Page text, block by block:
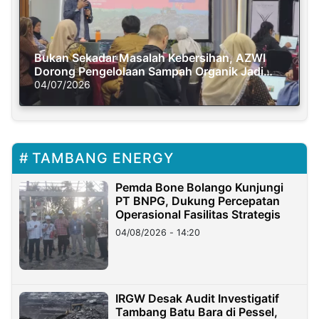
Bukan Sekadar Masalah Kebersihan, AZWI
Dorong Pengelolaan Sampah Organik Jadi
Solusi Krisis Iklim
04/07/2026
TAMBANG ENERGY
Pemda Bone Bolango Kunjungi
PT BNPG, Dukung Percepatan
Operasional Fasilitas Strategis
04/08/2026 - 14:20
IRGW Desak Audit Investigatif
Tambang Batu Bara di Pessel,